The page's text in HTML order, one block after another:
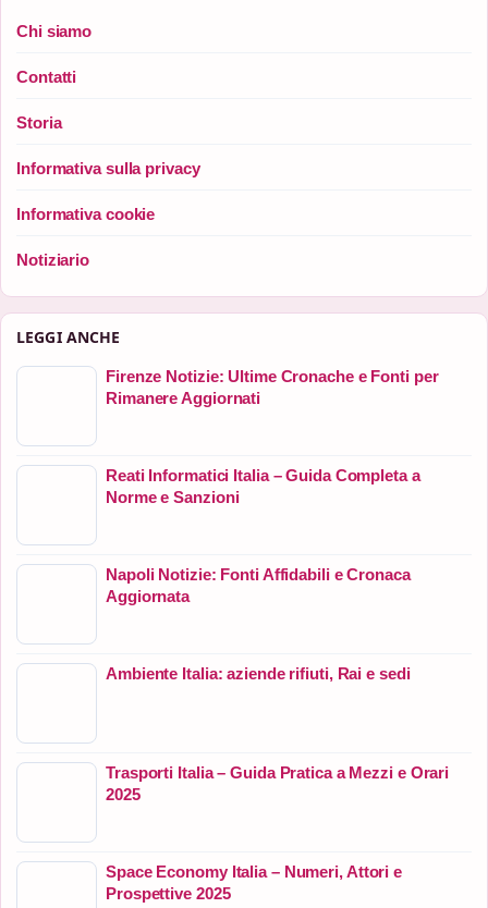
Chi siamo
Contatti
Storia
Informativa sulla privacy
Informativa cookie
Notiziario
LEGGI ANCHE
Firenze Notizie: Ultime Cronache e Fonti per
Rimanere Aggiornati
Reati Informatici Italia – Guida Completa a
Norme e Sanzioni
Napoli Notizie: Fonti Affidabili e Cronaca
Aggiornata
Ambiente Italia: aziende rifiuti, Rai e sedi
Trasporti Italia – Guida Pratica a Mezzi e Orari
2025
Space Economy Italia – Numeri, Attori e
Prospettive 2025